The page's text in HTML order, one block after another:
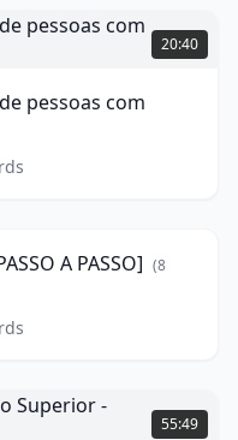
20:40
pessoas com
A PASSO] (8
55:49